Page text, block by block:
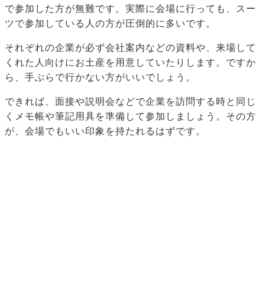
で参加した方が無難です。実際に会場に行っても、スー
ツで参加している人の方が圧倒的に多いです。
それぞれの企業が必ず会社案内などの資料や、来場して
くれた人向けにお土産を用意していたりします。ですか
ら、手ぶらで行かない方がいいでしょう。
できれば、面接や説明会などで企業を訪問する時と同じ
くメモ帳や筆記用具を準備して参加しましょう。その方
が、会場でもいい印象を持たれるはずです。